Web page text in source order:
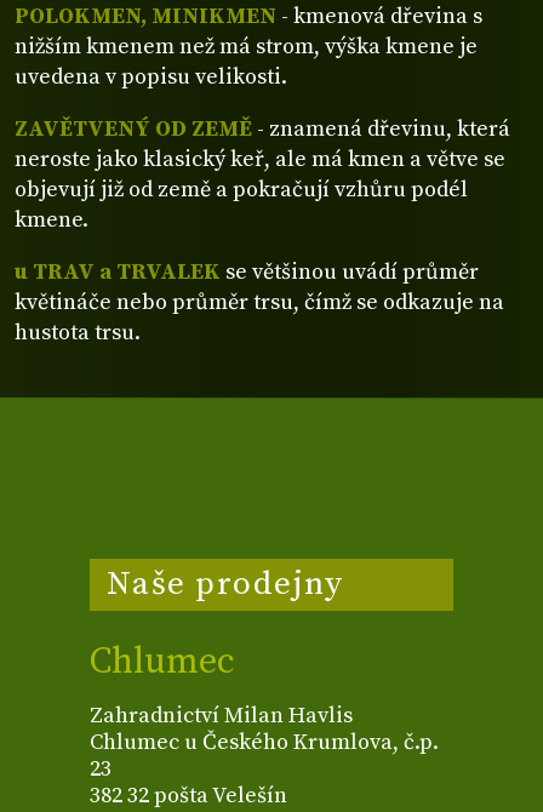
POLOKMEN, MINIKMEN - kmenová dřevina s
nižším kmenem než má strom, výška kmene je
uvedena v popisu velikosti.
ZAVĚTVENÝ OD ZEMĚ - znamená dřevinu, která
neroste jako klasický keř, ale má kmen a větve se
objevují již od země a pokračují vzhůru podél
kmene.
u TRAV a TRVALEK se většinou uvádí průměr
květináče nebo průměr trsu, čímž se odkazuje na
hustota trsu.
Naše prodejny
Chlumec
Zahradnictví Milan Havlis
Chlumec u Českého Krumlova, č.p.
23
382 32 pošta Velešín